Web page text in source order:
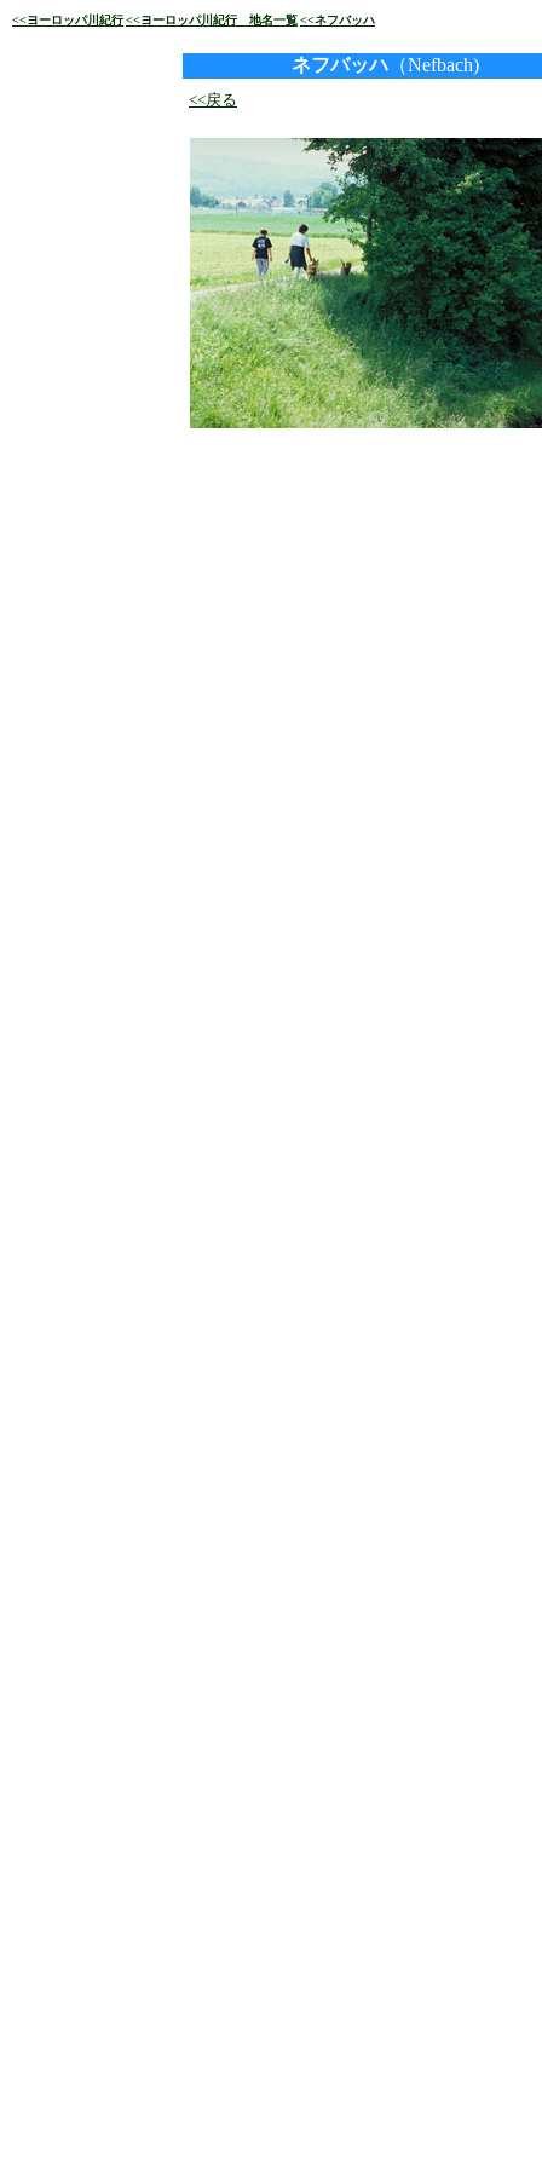
<<ヨーロッパ川紀行<<ヨーロッパ川紀行 地名一覧<<ネフバッハ
ネフバッハ （Nefbach)
<<戻る